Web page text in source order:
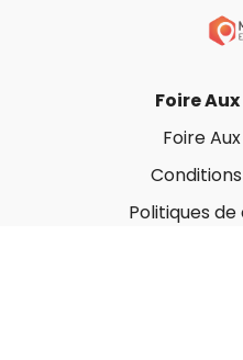
Foire
Foire
Politiques